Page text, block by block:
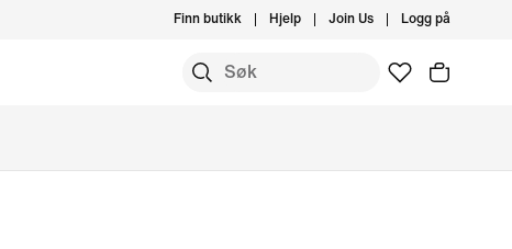
Finn butikk Hjelp Join Us Logg på